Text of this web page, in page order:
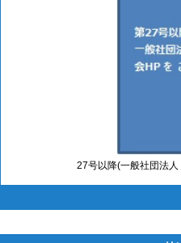
27号以降(一般社団法